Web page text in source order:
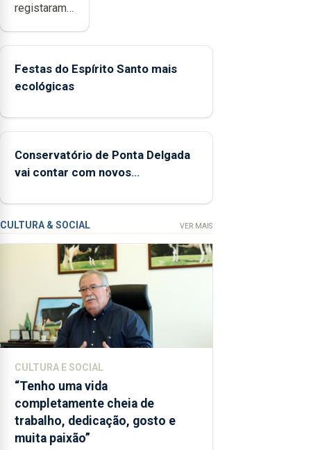
registaram
e mais de
160
apanha
ilegal de
2022 e
2026. A ilha
das Flores
apresenta
significativo”
da CPUE
entre 2022
Festas do Espírito Santo mais
ecológicas
Conservatório de Ponta Delgada
vai contar com novos
CULTURA & SOCIAL VER MAIS
CULTURA E SOCIAL
“Tenho uma vida
completamente cheia de
trabalho, dedicação, gosto e
muita paixão”